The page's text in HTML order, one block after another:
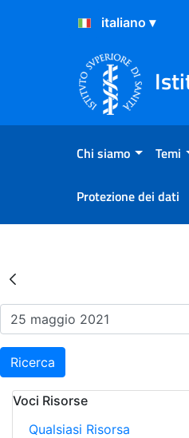
Salta al Contenuto
Salta al Footer
Chi siamo Temi
Protezione dei dati
Risultati della
Ricerca
Voci Risorse
Qualsiasi Risorsa